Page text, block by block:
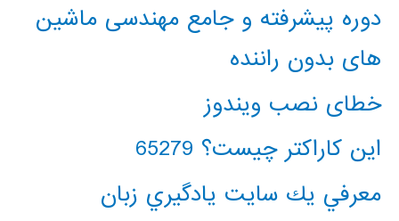
دوره پیشرفته و جامع مهندسی ماشین
های بدون راننده
خطای نصب ویندوز
این کاراکتر چیست؟ 65279
معرفي يك سايت يادگيري زبان